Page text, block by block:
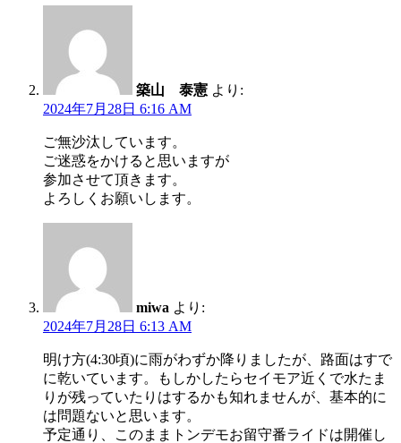
築山 泰憲 より:
2024年7月28日 6:16 AM
ご無沙汰しています。
ご迷惑をかけると思いますが
参加させて頂きます。
よろしくお願いします。
miwa より:
2024年7月28日 6:13 AM
明け方(4:30頃)に雨がわずか降りましたが、路面はすで
に乾いています。もしかしたらセイモア近くで水たま
りが残っていたりはするかも知れませんが、基本的に
は問題ないと思います。
予定通り、このままトンデモお留守番ライドは開催し